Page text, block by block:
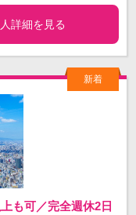
詳細を見る
も可／完全週休2日